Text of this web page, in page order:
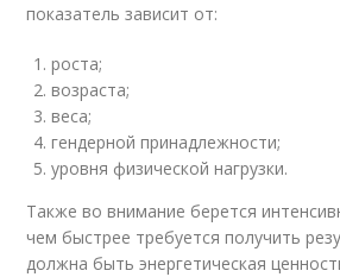
показатель зависит от:
роста;
возраста;
веса;
гендерной принадлежности;
уровня физической нагрузки.
Также во внимание берется
чем быстрее требуется получить
должна быть энергетическая